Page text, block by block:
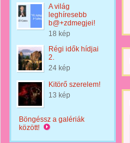
A világ
leghíresebb
b@+zdmegjei!
18 kép
Régi idők hídjai
2.
24 kép
Kitörő szerelem!
13 kép
Böngéssz a galériák
között!